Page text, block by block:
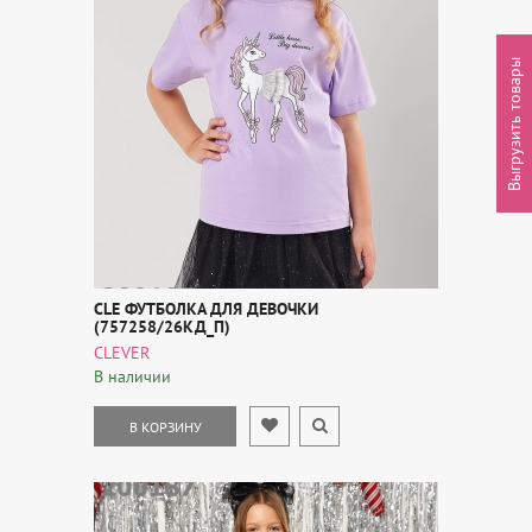
CLE ФУТБОЛКА ДЛЯ ДЕВОЧКИ
(757258/26КД_П)
CLEVER
В наличии
В КОРЗИНУ
Выгрузить товары